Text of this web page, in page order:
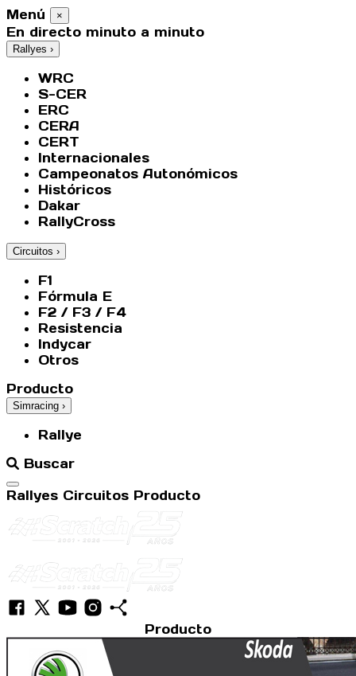
Menú ×
En directo minuto a minuto
Rallyes ›
WRC
S-CER
ERC
CERA
CERT
Internacionales
Campeonatos Autonómicos
Históricos
Dakar
RallyCross
Circuitos ›
F1
Fórmula E
F2 / F3 / F4
Resistencia
Indycar
Otros
Producto
Simracing ›
Rallye
Buscar
Abrir menú
Rallyes Circuitos Producto
Producto